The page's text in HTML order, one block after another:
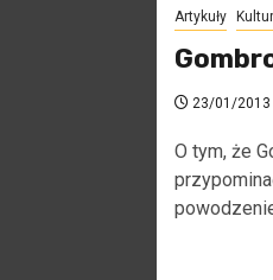
Artykuły
23/01/2013
O tym, że